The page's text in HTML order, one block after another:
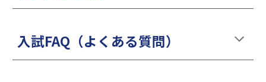
入試FAQ（よくある質問）